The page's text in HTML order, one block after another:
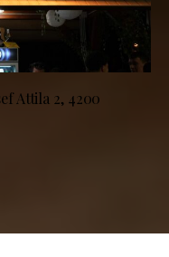
Attila 2, 4200